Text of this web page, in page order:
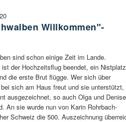
Willkommen"-
sind schon einige Zeit im Lande.
ist der Hochzeitsflug beendet, ein Nistplatz
die erste Brut flügge. Wer sich über
sich am Haus freut und sie unterstützt,
ausgezeichnet, so auch Olga und Denise
An sie wurde nun von Karin Rohrbach-
Schweiz die 500. Auszeichnung